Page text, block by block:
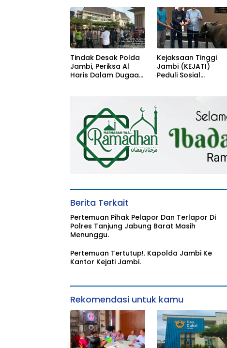
Tindak Desak Polda
Jambi, Periksa Al
Haris Dalam Dugaan
Kejaksaan Tinggi
Jambi (KEJATI)
Peduli Sosial
Baitul Aldi.
Berita Terkait
Pertemuan Pihak Pelapor Dan Terlapor Di
Polres Tanjung Jabung Barat Masih
Menunggu.
Pertemuan Tertutup!. Kapolda Jambi Ke
Kantor Kejati Jambi.
Rekomendasi untuk kamu